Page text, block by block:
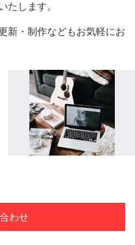
たします。
新・制作などもお気軽にお
わせ